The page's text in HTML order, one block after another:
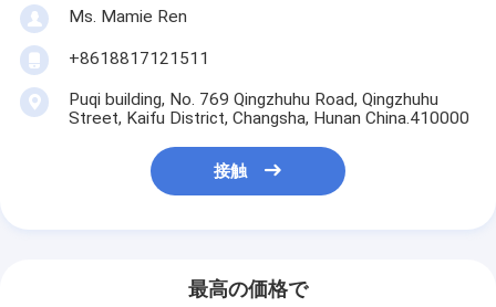
Ms. Mamie Ren
+8618817121511
Puqi building, No. 769 Qingzhuhu Road, Qingzhuhu
Street, Kaifu District, Changsha, Hunan China.410000
接触
最高の価格で